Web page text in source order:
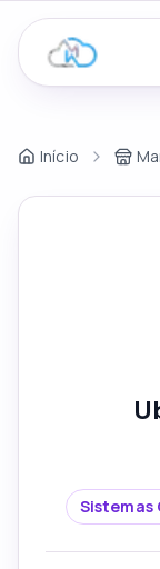
Início
Sistemas